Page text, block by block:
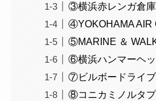
③横浜赤レンガ倉庫
④YOKOHAMA AIR
⑤MARINE ＆
⑥横浜ハンマーヘ
⑦ビルボードライ
⑧コニカミノルタ